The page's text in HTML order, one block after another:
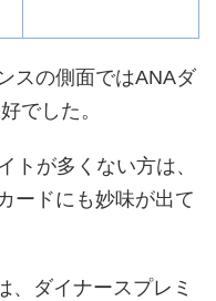
スの側面ではANAダ
でした。
トが多くない方は、
ードにも妙味が出て
、ダイナースプレミ